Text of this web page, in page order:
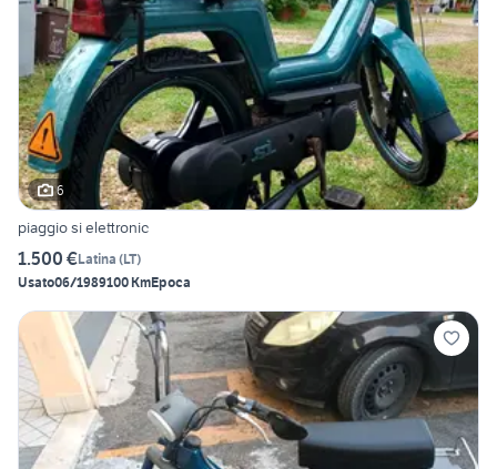
6
piaggio si elettronic
1.500 €Latina (LT)
Usato06/1989100 KmEpoca